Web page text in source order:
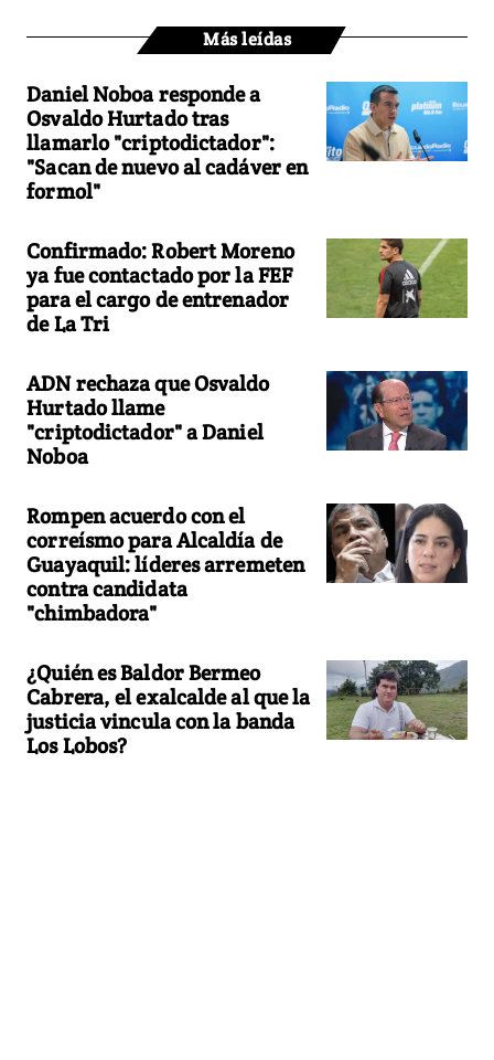
Más leídas
Daniel Noboa responde a
Osvaldo Hurtado tras
llamarlo "criptodictador":
"Sacan de nuevo al cadáver en
formol"
Confirmado: Robert Moreno
ya fue contactado por la FEF
para el cargo de entrenador
de La Tri
ADN rechaza que Osvaldo
Hurtado llame
"criptodictador" a Daniel
Noboa
Rompen acuerdo con el
correísmo para Alcaldía de
Guayaquil: líderes arremeten
contra candidata
"chimbadora"
¿Quién es Baldor Bermeo
Cabrera, el exalcalde al que la
justicia vincula con la banda
Los Lobos?